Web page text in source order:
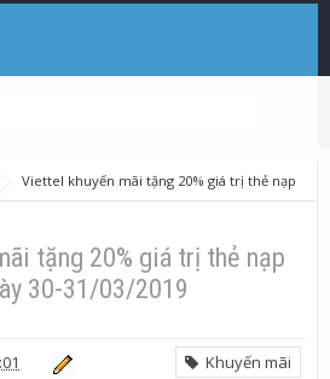
Viettel khuyến mãi tặng 20% giá trị thẻ nạp
tặng 20% giá trị thẻ nạp
30-31/03/2019
Khuyến mãi